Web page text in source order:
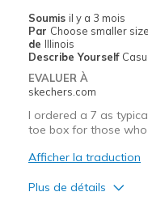
Soumis il y a 3 mois
Par Choose smaller size
de Illinois
Describe Yourself
EVALUER À
skechers.com
I ordered a 7 as
toe box for those
Afficher la traduction
Plus de détails